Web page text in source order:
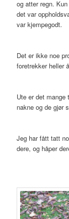
og atter regn.
det var
var kjempegodt.
Det er ikke noe
foretrekker heller
Ute er det
nakne og de gjør
Jeg har fått tatt
dere, og håper